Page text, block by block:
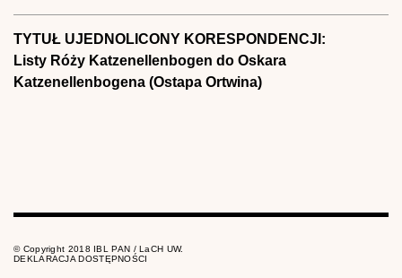
TYTUŁ UJEDNOLICONY KORESPONDENCJI:
Listy Róży Katzenellenbogen do Oskara
Katzenellenbogena (Ostapa Ortwina)
© Copyright 2018 IBL PAN / LaCH UW.
DEKLARACJA DOSTĘPNOŚCI